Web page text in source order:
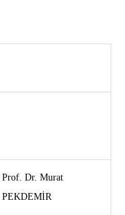
Prof. Dr. Murat
PEKDEMİR